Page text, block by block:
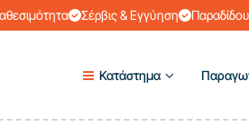
Σέρβις & Εγγύηση
Κατάστημα